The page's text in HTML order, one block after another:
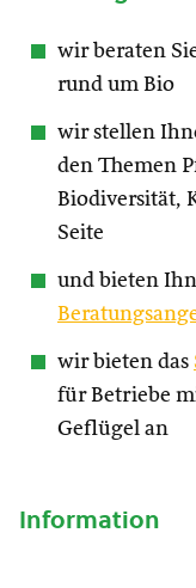
wir beraten
rund um Bio
wir stellen
den Themen
Biodiversität,
Seite
und bieten
wir bieten das
für Betriebe
Geflügel an
Information